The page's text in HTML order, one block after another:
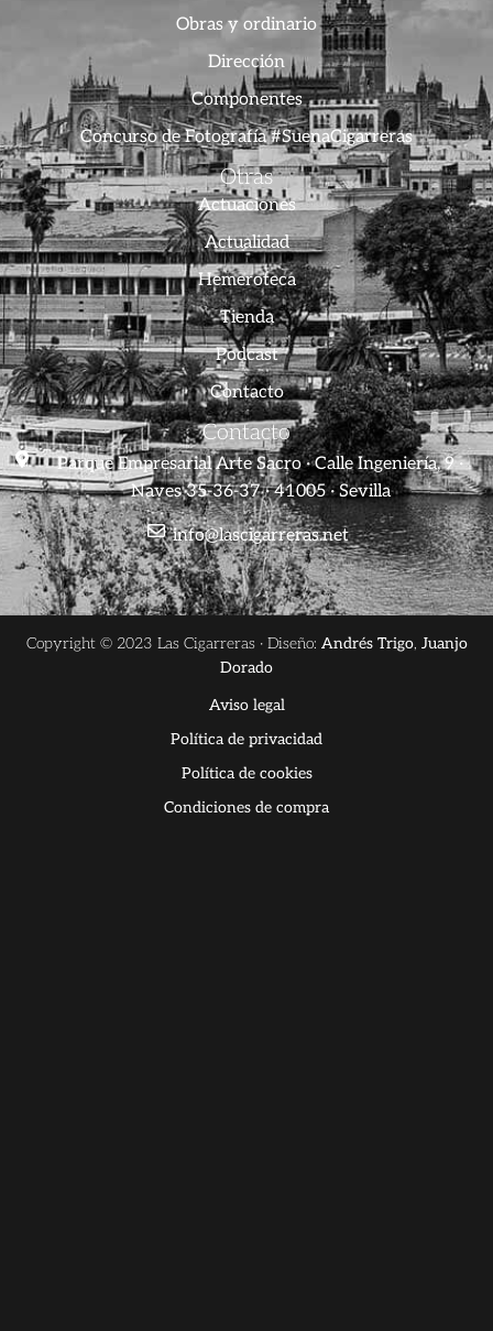
Obras y ordinario
Dirección
Componentes
Concurso de Fotografía #SuenaCigarreras
Otras
Actuaciones
Actualidad
Hemeroteca
Tienda
Podcast
Contacto
Contacto
Parque Empresarial Arte Sacro · Calle Ingeniería, 9 ·
Naves 35-36-37 · 41005 · Sevilla
info@lascigarreras.net
Copyright © 2023 Las Cigarreras · Diseño: Andrés Trigo, Juanjo
Dorado
Aviso legal
Política de privacidad
Política de cookies
Condiciones de compra